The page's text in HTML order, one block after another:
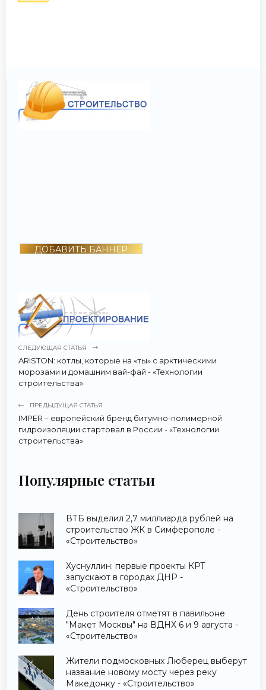
ДОБАВИТЬ БАННЕР
СЛЕДУЮЩАЯ СТАТЬЯ
ARISTON: котлы, которые на «ты» с арктическими
морозами и домашним вай-фай - «Технологии
строительства»
ПРЕДЫДУЩАЯ СТАТЬЯ
IMPER – европейский бренд битумно-полимерной
гидроизоляции стартовал в России - «Технологии
строительства»
Популярные статьи
ВТБ выделил 2,7 миллиарда рублей на
строительство ЖК в Симферополе -
«Строительство»
Хуснуллин: первые проекты КРТ
запускают в городах ДНР -
«Строительство»
День строителя отметят в павильоне
"Макет Москвы" на ВДНХ 6 и 9 августа -
«Строительство»
Жители подмосковных Люберец выберут
название новому мосту через реку
Македонку - «Строительство»